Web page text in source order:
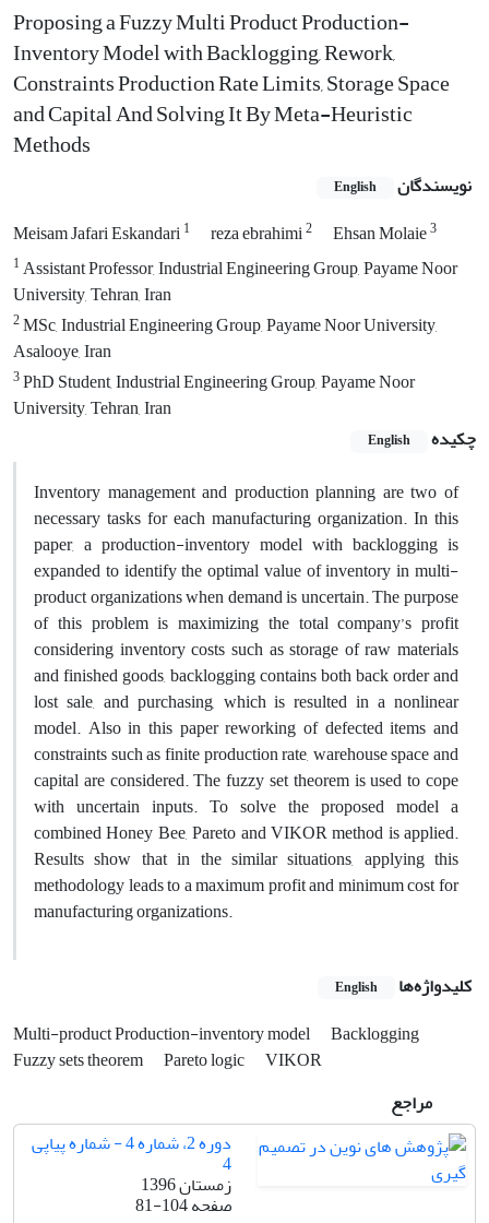
Proposing a Fuzzy Multi Product Production-
Inventory Model with Backlogging, Rework,
Constraints Production Rate Limits, Storage Space
and Capital And Solving It By Meta-Heuristic
Methods
نویسندگان English
Meisam Jafari Eskandari1 reza ebrahimi2 Ehsan Molaie3
1Assistant Professor, Industrial Engineering Group, Payame Noor
University, Tehran, Iran
2MSc, Industrial Engineering Group, Payame Noor University,
Asalooye, Iran
3PhD Student, Industrial Engineering Group, Payame Noor
University, Tehran, Iran
چکیده
English
Inventory management and production planning are two of
necessary tasks for each manufacturing organization. In this
paper, a production-inventory model with backlogging is
expanded to identify the optimal value of inventory in multi-
product organizations when demand is uncertain. The purpose
of this problem is maximizing the total company’s profit
considering inventory costs such as storage of raw materials
and finished goods, backlogging contains both back order and
lost sale, and purchasing, which is resulted in a nonlinear
model. Also in this paper reworking of defected items and
constraints such as finite production rate, warehouse space and
capital are considered. The fuzzy set theorem is used to cope
with uncertain inputs. To solve the proposed model a
combined Honey Bee, Pareto and VIKOR method is applied.
Results show that in the similar situations, applying this
methodology leads to a maximum profit and minimum cost for
manufacturing organizations.
کلیدواژه‌ها English
Multi-product Production-inventory model
Backlogging
Fuzzy sets theorem
Pareto logic
VIKOR
مراجع
دوره 2، شماره 4 - شماره پیاپی
4
زمستان 1396
صفحه81-104